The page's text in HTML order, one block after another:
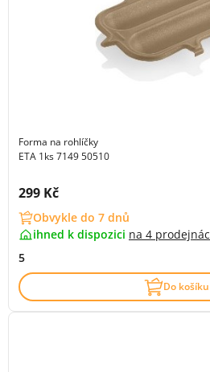
Forma na rohlíčky
ETA 1ks 7149 50510
Cena s DPH:
299 Kč
Obvykle do 7 dnů
ihned k dispozici na 4
5
Do košíku